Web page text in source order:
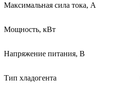
Максимальная сила тока, А
Мощность, кВт
Напряжение питания, В
Тип хладогента